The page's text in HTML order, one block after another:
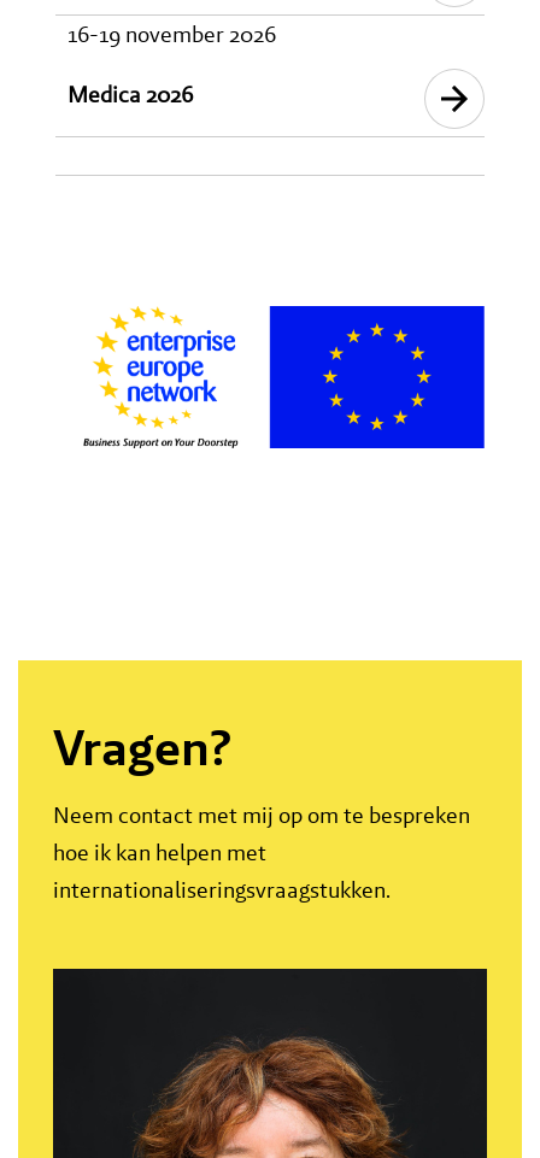
16-19 november 2026
Medica 2026
Vragen?
Neem contact met mij op om te bespreken
hoe ik kan helpen met
internationaliseringsvraagstukken.